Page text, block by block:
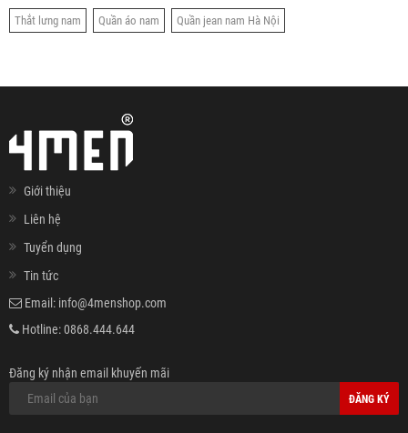
Thắt lưng nam Quần áo nam Quần jean nam Hà Nội
Giới thiệu
Liên hệ
Tuyển dụng
Tin tức
Email: info@4menshop.com
Hotline:0868.444.644
Đăng ký nhận email khuyến mãi
ĐĂNG KÝ